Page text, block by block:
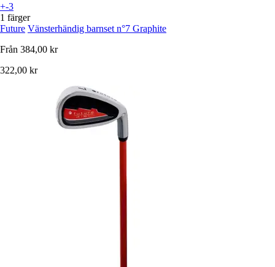
+-3
1 färger
Future Vänsterhändig barnset n°7 Graphite
Från 384,00 kr
322,00 kr